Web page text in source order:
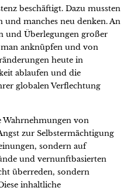
beschäftigt. Dazu mussten
und manches neu denken. An
und Überlegungen großer
anknüpfen und von
heute in
ablaufen und die
globalen Verflechtung
Wahrnehmungen von
zur Selbstermächtigung
sondern auf
und vernunftbasierten
überreden, sondern
inhaltliche